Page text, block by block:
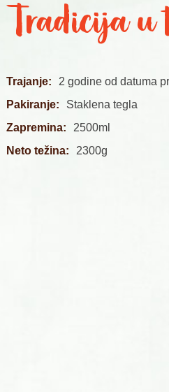
Tradicija u
Trajanje:
2 godine od datuma
Pakiranje:
Staklena tegla
Zapremina:
2500ml
Neto težina:
2300g